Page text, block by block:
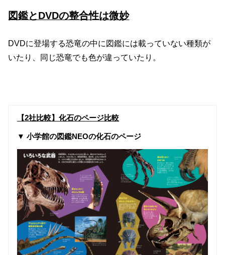
図鑑とDVDの整合性は微妙
DVDに登場する恐竜の中に図鑑には載っていない種類が
いたり、同じ恐竜でも色が違っていたり。
【2社比較】化石のページ比較
▼ 小学館の図鑑NEOの化石のページ